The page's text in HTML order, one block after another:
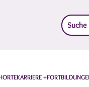
Suche
nach:
KARRIERE